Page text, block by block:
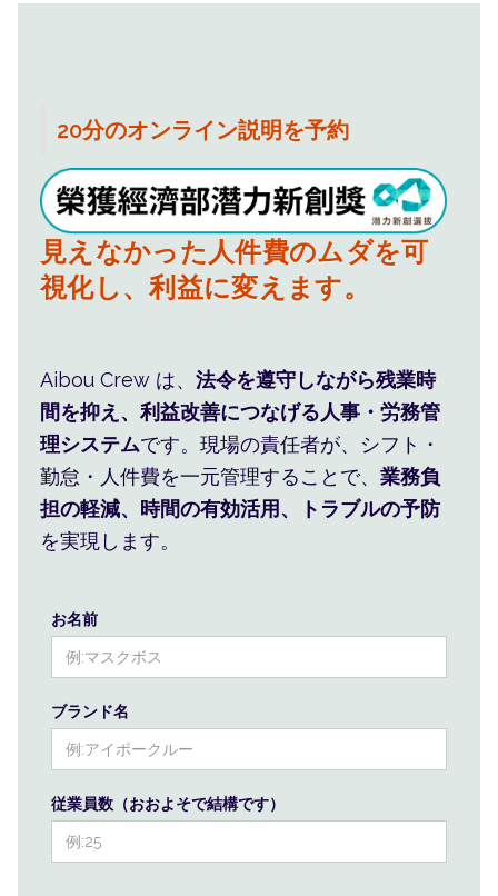
20分のオンライン説明を予約
人事管理を仕組みに任せ、現場
の手間と不安を減らします。
見えなかった人件費のムダを可
視化し、利益に変えます。
め、現場の判断を楽にします。
Aibou Crew は、 法令を遵守しながら残業時
間を抑え、利益改善につなげる人事・労務管
理システムです。現場の責任者が、シフト・
勤怠・人件費を一元管理することで、 業務負
担の軽減、時間の有効活用、トラブルの予防
を実現します。
お名前
ブランド名
従業員数（おおよそで結構です）